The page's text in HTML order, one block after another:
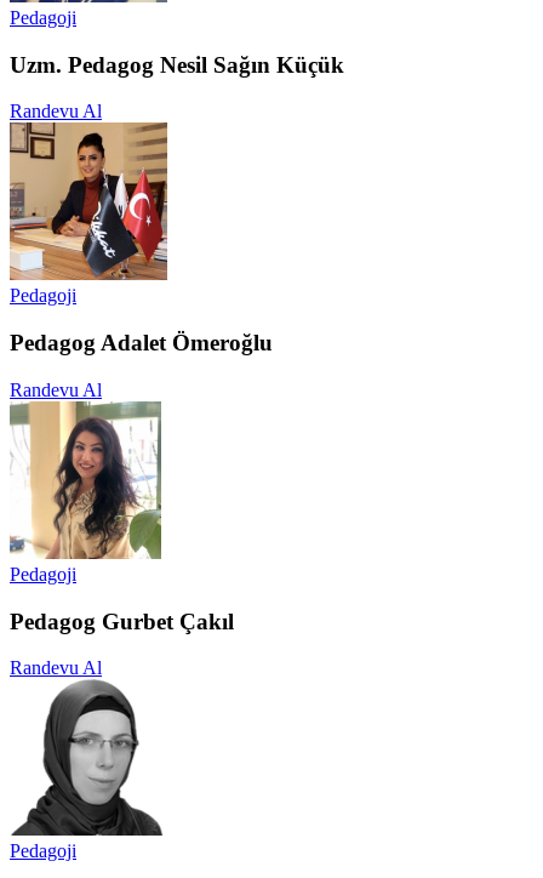
Pedagoji
Uzm. Pedagog Nesil Sağın Küçük
Randevu Al
Pedagoji
Pedagog Adalet Ömeroğlu
Randevu Al
Pedagoji
Pedagog Gurbet Çakıl
Randevu Al
Pedagoji